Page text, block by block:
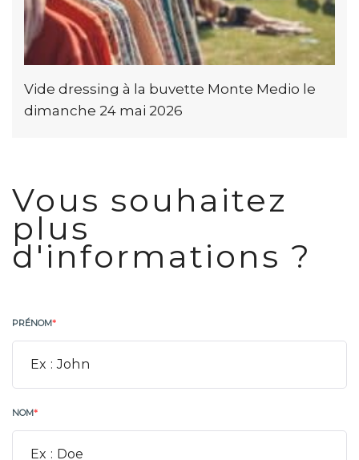
Vide dressing à la buvette Monte Medio le
dimanche 24 mai 2026
Vous souhaitez
plus
d'informations ?
PRÉNOM*
NOM*